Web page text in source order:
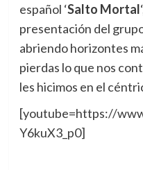
español ‘Salto Mortal
presentación del
abriendo horizontes
pierdas lo que nos
les hicimos en el
[youtube=https://
Y6kuX3_p0]